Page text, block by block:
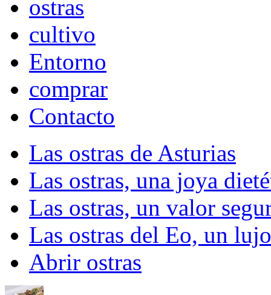
ostras
cultivo
Entorno
comprar
Contacto
Las ostras de Asturias
Las ostras, una joya
Las ostras, un valor
Las ostras del Eo, un
Abrir ostras